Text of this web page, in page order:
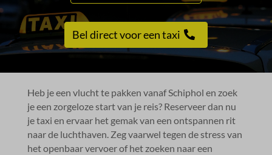
Bel direct voor een taxi
Heb je een vlucht te pakken vanaf Schiphol en zoek
je een zorgeloze start van je reis? Reserveer dan nu
je taxi en ervaar het gemak van een ontspannen rit
naar de luchthaven.​ Zeg vaarwel tegen de stress van
het openbaar vervoer of het zoeken naar een